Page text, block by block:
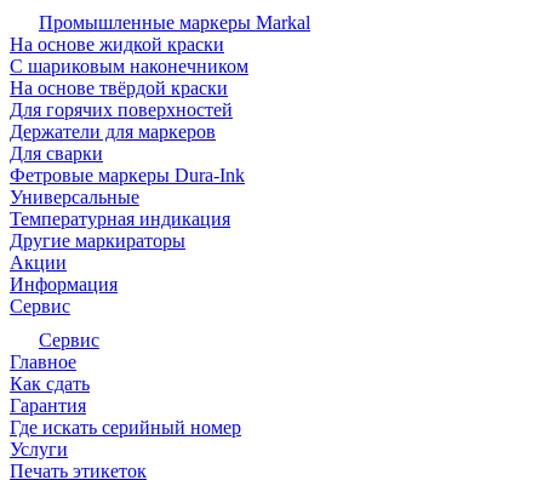
Промышленные маркеры Markal
На основе жидкой краски
С шариковым наконечником
На основе твёрдой краски
Для горячих поверхностей
Держатели для маркеров
Для сварки
Фетровые маркеры Dura-Ink
Универсальные
Температурная индикация
Другие маркираторы
Акции
Информация
Сервис
Сервис
Главное
Как сдать
Гарантия
Где искать серийный номер
Услуги
Печать этикеток